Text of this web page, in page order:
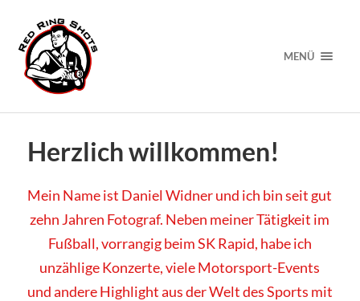
MENÜ
Herzlich willkommen!
Mein Name ist Daniel Widner und ich bin seit gut
zehn Jahren Fotograf. Neben meiner Tätigkeit im
Fußball, vorrangig beim SK Rapid, habe ich
unzählige Konzerte, viele Motorsport-Events
und andere Highlight aus der Welt des Sports mit